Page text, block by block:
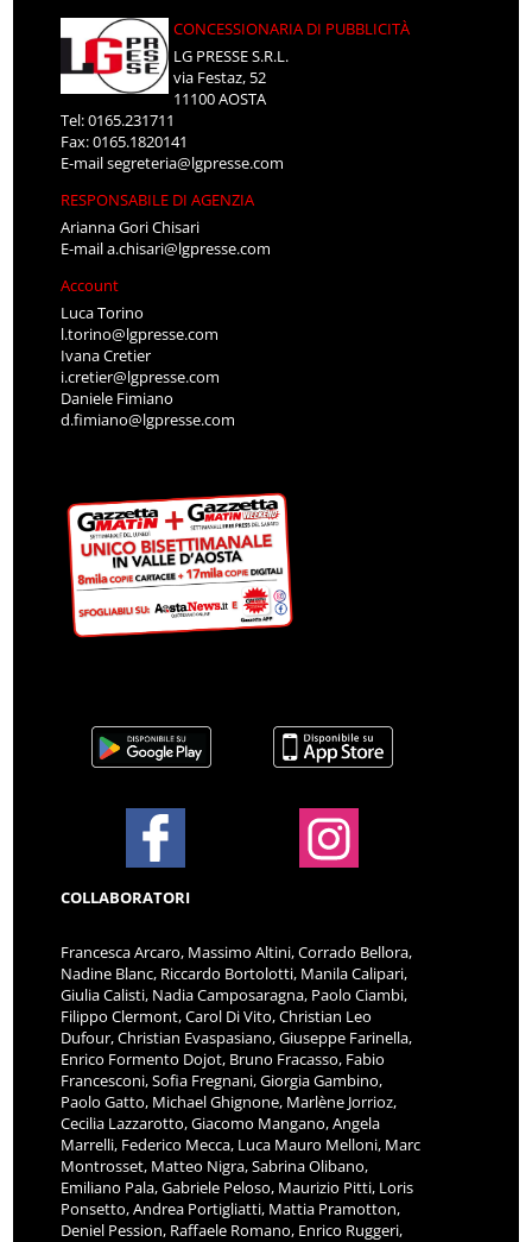
CONCESSIONARIA DI PUBBLICITÀ
LG PRESSE S.R.L.
via Festaz, 52
11100 AOSTA
Tel: 0165.231711
Fax: 0165.1820141
E-mailsegreteria@lgpresse.com
RESPONSABILE DI AGENZIA
Arianna Gori Chisari
E-maila.chisari@lgpresse.com
Account
Luca Torino
l.torino@lgpresse.com
Ivana Cretier
i.cretier@lgpresse.com
Daniele Fimiano
d.fimiano@lgpresse.com
COLLABORATORI
Francesca Arcaro, Massimo Altini, Corrado Bellora,
Nadine Blanc, Riccardo Bortolotti, Manila Calipari,
Giulia Calisti, Nadia Camposaragna, Paolo Ciambi,
Filippo Clermont, Carol Di Vito, Christian Leo
Dufour, Christian Evaspasiano, Giuseppe Farinella,
Enrico Formento Dojot, Bruno Fracasso, Fabio
Francesconi, Sofia Fregnani, Giorgia Gambino,
Paolo Gatto, Michael Ghignone, Marlène Jorrioz,
Cecilia Lazzarotto, Giacomo Mangano, Angela
Marrelli, Federico Mecca, Luca Mauro Melloni, Marc
Montrosset, Matteo Nigra, Sabrina Olibano,
Emiliano Pala, Gabriele Peloso, Maurizio Pitti, Loris
Ponsetto, Andrea Portigliatti, Mattia Pramotton,
Deniel Pession, Raffaele Romano, Enrico Ruggeri,